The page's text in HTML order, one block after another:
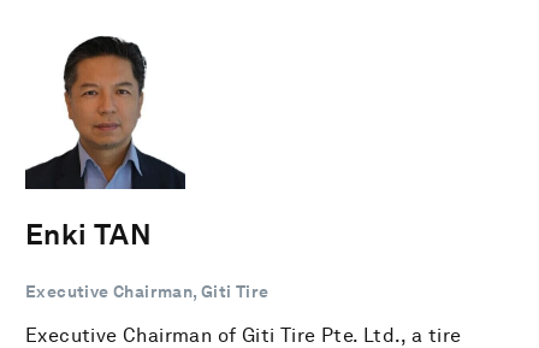
Enki TAN
Executive Chairman, Giti Tire
Executive Chairman of Giti Tire Pte. Ltd., a tire